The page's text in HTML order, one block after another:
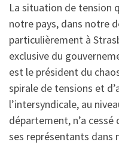
La situation de tension
notre pays, dans notre
particulièrement à
exclusive du
est le président du
spirale de tensions et
l’intersyndicale, au
département, n’a
ses représentants dans